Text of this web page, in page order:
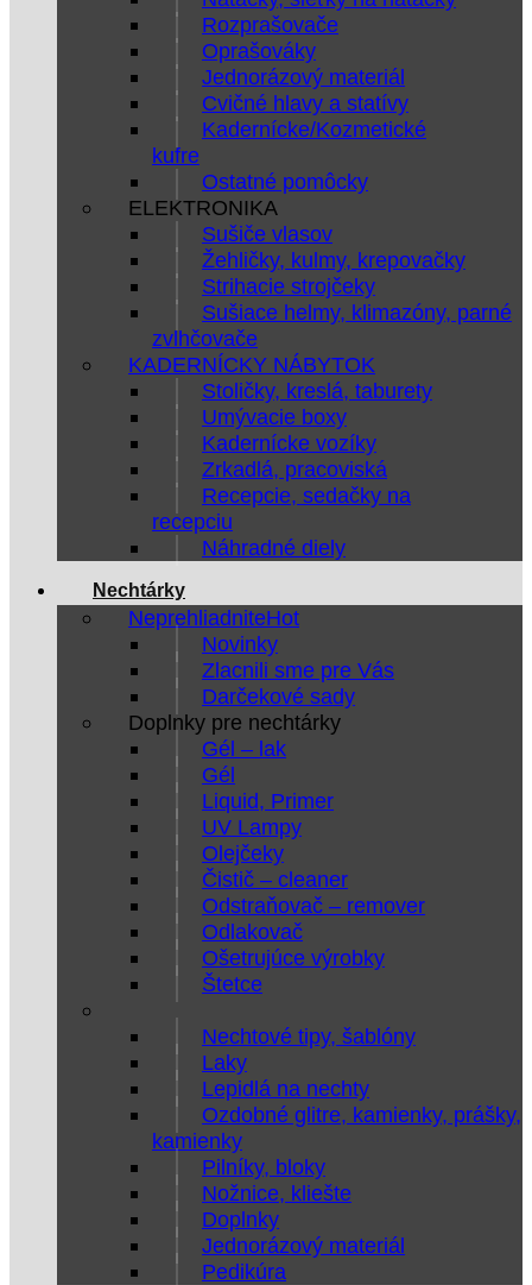
Rozprašovače
Oprašováky
Jednorázový materiál
Cvičné hlavy a statívy
Kadernícke/Kozmetické
kufre
Ostatné pomôcky
ELEKTRONIKA
Sušiče vlasov
Žehličky, kulmy, krepovačky
Strihacie strojčeky
Sušiace helmy, klimazóny, parné
zvlhčovače
KADERNÍCKY NÁBYTOK
Stoličky, kreslá, taburety
Umývacie boxy
Kadernícke vozíky
Zrkadlá, pracoviská
Recepcie, sedačky na
recepciu
Náhradné diely
Nechtárky
Neprehliadnite
Novinky
Zlacnili sme pre Vás
Darčekové sady
Doplnky pre nechtárky
Gél – lak
Gél
Liquid, Primer
UV Lampy
Olejčeky
Čistič – cleaner
Odstraňovač – remover
Odlakovač
Ošetrujúce výrobky
Štetce
Nechtové tipy, šablóny
Laky
Lepidlá na nechty
Ozdobné glitre, kamienky, prášky,
kamienky
Pilníky, bloky
Nožnice, kliešte
Doplnky
Jednorázový materiál
Pedikúra